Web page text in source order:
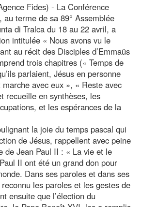
Fides) - La Conférence
au terme de sa 89° Assemblée
di Tralca du 18 au 22 avril, a
intitulée « Nous avons vu le
au récit des Disciples d’Emmaüs
trois chapitres (« Temps de
parlaient, Jésus en personne
marche avec eux », « Reste avec
recueille en synthèses, les
et les espérances de la
la joie du temps pascal qui
de Jésus, rappellent avec peine
de Jean Paul II : « La vie et le
II ont été un grand don pour
Dans ses paroles et dans ses
les paroles et les gestes de
ensuite que l’élection du